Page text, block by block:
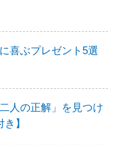
喜ぶプレゼント5選
人の正解」を見つけ
】